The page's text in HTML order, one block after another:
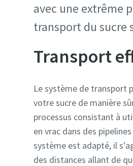
avec une extrême
transport du sucre
Transport
Le système de transport
votre sucre de manière
processus consistant à
en vrac dans des
système est adapté, il
des distances allant de